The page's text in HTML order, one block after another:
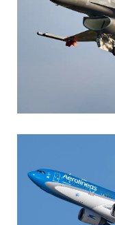
Aviación